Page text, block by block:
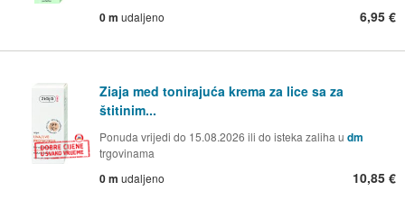
0 m udaljeno 6,95 €
Ziaja med tonirajuća krema za lice sa za
štitinim...
Ponuda vrijedi do 15.08.2026 ili do isteka zaliha u dm
trgovinama
0 m udaljeno 10,85 €